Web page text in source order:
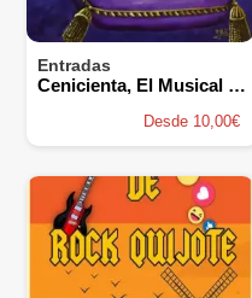
Entradas
Cenicienta, El Musical - La Barbarie Teatro Musical
Desde 10,00€